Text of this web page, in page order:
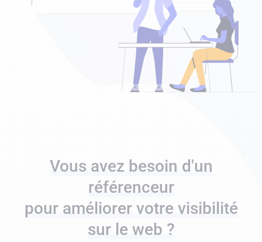
Vous avez besoin d'un
référenceur
pour améliorer votre visibilité
sur le web ?